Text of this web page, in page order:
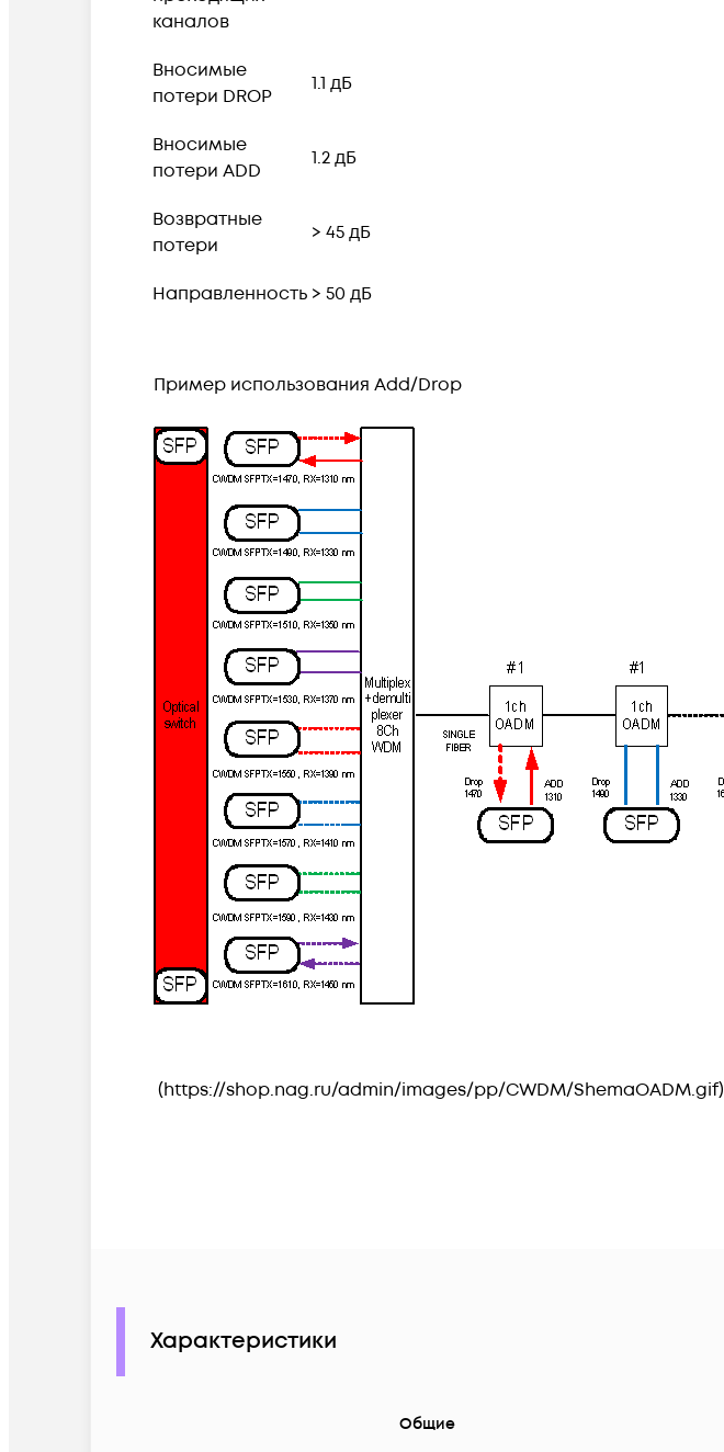
каналов
Вносимые
потери DROP
1.1 дБ
Вносимые
потери ADD
1.2 дБ
Возвратные
потери
> 45 дБ
Направленность > 50 дБ
Пример использования Add/Drop
(https://shop.nag.ru/admin/images/pp/CWDM/ShemaOADM.gif)
Характеристики
Общие